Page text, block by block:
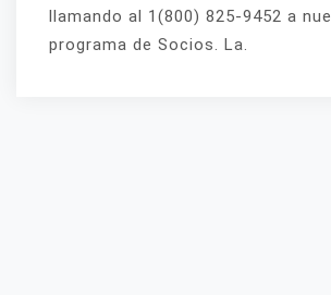
llamando al 1(800) 825-9452 a
programa de Socios. La.